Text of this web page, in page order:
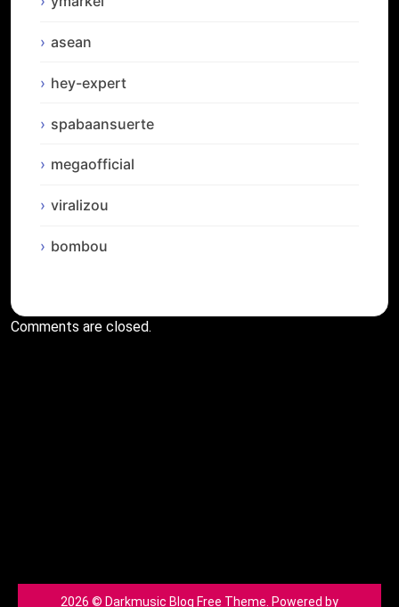
asean
hey-expert
spabaansuerte
megaofficial
viralizou
bombou
Comments are closed.
2026 © Darkmusic Blog Free Theme. Powered by